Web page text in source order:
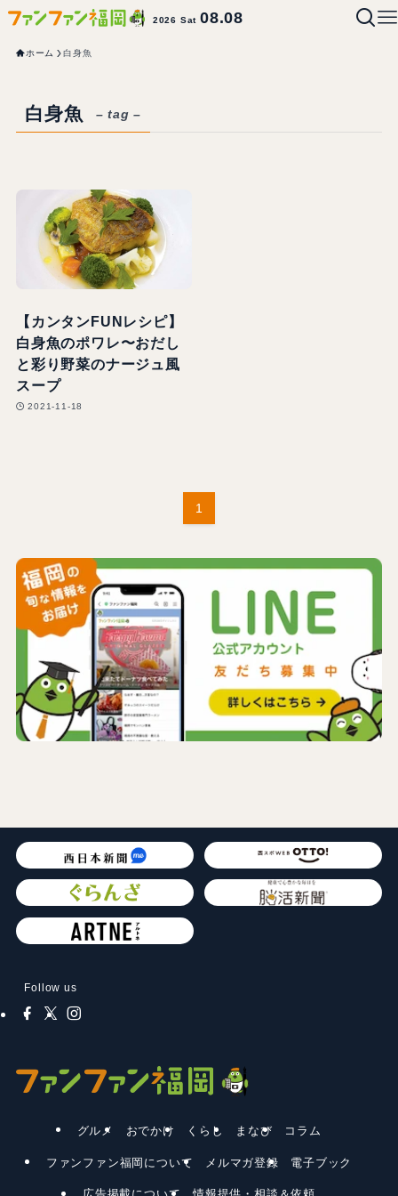
2026 Sat08.08
ホーム 白身魚
白身魚 – tag –
【カンタンFUNレシピ】
白身魚のポワレ〜おだし
と彩り野菜のナージュ風
スープ
2021-11-18
1
Follow us
グルメ おでかけ くらし まなび コラム
ファンファン福岡について メルマガ登録 電子ブック